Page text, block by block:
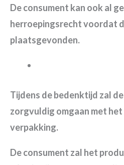
De consument kan ook al
herroepingsrecht voordat
plaatsgevonden.
Tijdens de bedenktijd zal
zorgvuldig omgaan met
verpakking.
De consument zal het